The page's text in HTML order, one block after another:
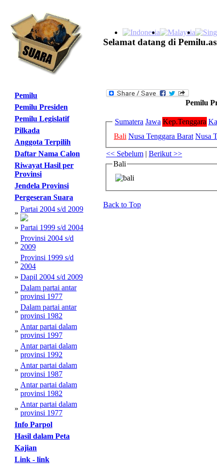
Selamat datang di
Pemilu
Pemilu Presiden
Pemilu Legislatif
Pilkada
Anggota Terpilih
Daftar Nama Calon
Riwayat Hasil per
Provinsi
Jendela Provinsi
Pergeseran Suara
» Partai 2004 s/d 2009
» Partai 1999 s/d 2004
»
Provinsi 2004 s/d
2009
»
Provinsi 1999 s/d
2004
» Dapil 2004 s/d 2009
»
Dalam partai antar
provinsi 1977
»
Dalam partai antar
provinsi 1982
»
Antar partai dalam
provinsi 1997
»
Antar partai dalam
provinsi 1992
»
Antar partai dalam
provinsi 1987
»
Antar partai dalam
provinsi 1982
»
Antar partai dalam
provinsi 1977
Info Parpol
Hasil dalam Peta
Kajian
Link - link
Pemilu
Sumatera Jawa Kep.Tenggara
Bali Nusa Tenggara Barat Nusa
<< Sebelum | Berikut >>
Bali
Back to Top